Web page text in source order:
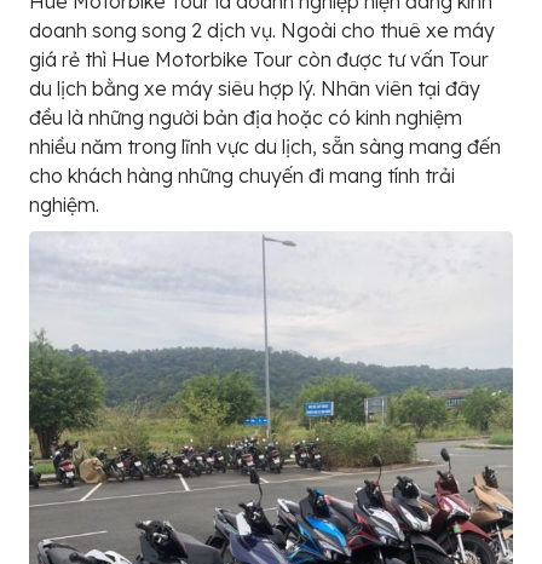
doanh song song 2 dịch vụ. Ngoài cho thuê xe máy
giá rẻ thì Hue Motorbike Tour còn được tư vấn Tour
du lịch bằng xe máy siêu hợp lý. Nhân viên tại đây
đều là những người bản địa hoặc có kinh nghiệm
nhiều năm trong lĩnh vực du lịch, sẵn sàng mang đến
cho khách hàng những chuyến đi mang tính trải
nghiệm.